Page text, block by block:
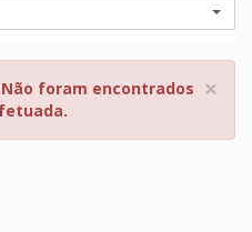
×
Não foram encontrados